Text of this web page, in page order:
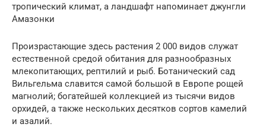
тропический климат, а ландшафт напоминает джунгли
Амазонки
Произрастающие здесь растения 2 000 видов служат
естественной средой обитания для разнообразных
млекопитающих, рептилий и рыб. Ботанический сад
Вильгельма славится самой большой в Европе рощей
магнолий; богатейшей коллекцией из тысячи видов
орхидей, а также нескольких десятков сортов камелий
и азалий.